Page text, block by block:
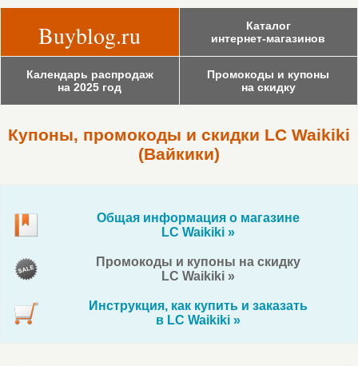
Buyblog.ru
Каталог
интернет-магазинов
Календарь распродаж
на 2025 год
Промокоды и купоны
на скидку
Купоны, промокоды и скидки LC Waikiki
(Вайкики)
Общая информация о магазине
LC Waikiki »
Промокоды и купоны на скидку
LC Waikiki »
Инструкция, как купить и заказать
в LC Waikiki »